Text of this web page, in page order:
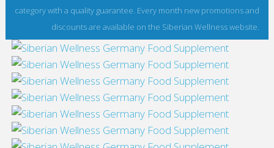
category with a quality guarantee. Every month new promotions and
discounts are available on the Siberian Wellness website.